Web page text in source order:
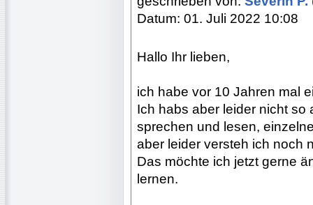
Datum: 01. Juli 2022 10:08
Hallo Ihr lieben,
ich habe vor 10 Jahren mal
Ich habs aber leider nicht
sprechen und lesen,
aber leider versteh ich noch
Das möchte ich jetzt gerne
lernen.